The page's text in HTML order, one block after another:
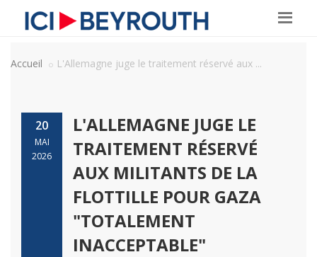
Accueil L'Allemagne juge le traitement réservé aux ...
20
MAI
2026
L'ALLEMAGNE JUGE LE
TRAITEMENT RÉSERVÉ
AUX MILITANTS DE LA
FLOTTILLE POUR GAZA
"TOTALEMENT
INACCEPTABLE"